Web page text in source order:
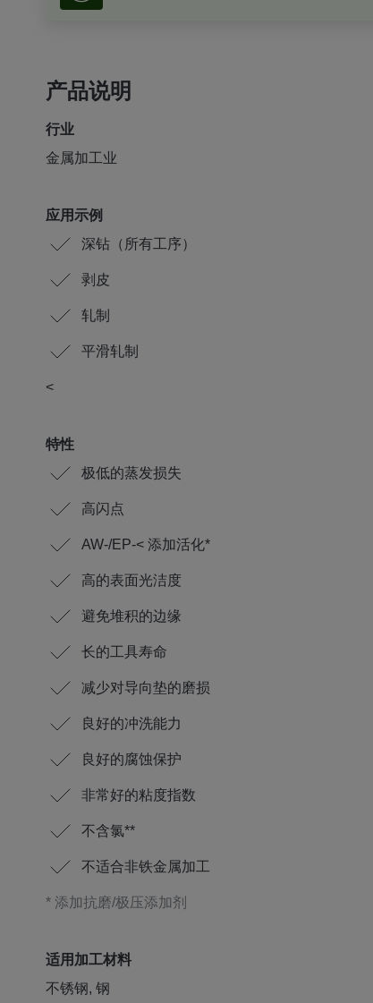
产品说明
行业
金属加工业
应用示例
深钻（所有工序）
剥皮
轧制
平滑轧制
<
特性
极低的蒸发损失
高闪点
AW-/EP-< 添加活化*
高的表面光洁度
避免堆积的边缘
长的工具寿命
减少对导向垫的磨损
良好的冲洗能力
良好的腐蚀保护
非常好的粘度指数
不含氯**
不适合非铁金属加工
* 添加抗磨/极压添加剂
适用加工材料
不锈钢, 钢